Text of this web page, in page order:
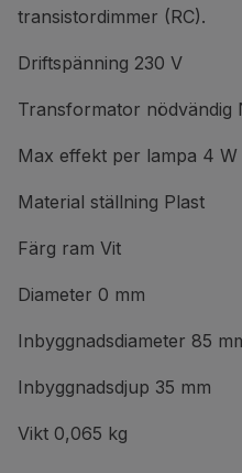
transistordimmer (RC).
Driftspänning 230 V
Transformator nödvändig
Max effekt per lampa 4 W
Material ställning Plast
Färg ram Vit
Diameter 0 mm
Inbyggnadsdiameter 85
Inbyggnadsdjup 35 mm
Vikt 0,065 kg